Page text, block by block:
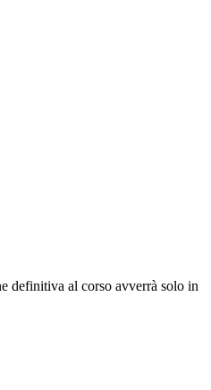
definitiva al corso avverrà solo in